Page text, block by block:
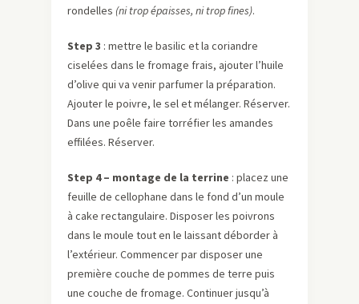
rondelles (ni trop épaisses, ni trop fines).
Step 3 : mettre le basilic et la coriandre
ciselées dans le fromage frais, ajouter l’huile
d’olive qui va venir parfumer la préparation.
Ajouter le poivre, le sel et mélanger. Réserver.
Dans une poêle faire torréfier les amandes
effilées. Réserver.
Step 4 – montage de la terrine : placez une
feuille de cellophane dans le fond d’un moule
à cake rectangulaire. Disposer les poivrons
dans le moule tout en le laissant déborder à
l’extérieur. Commencer par disposer une
première couche de pommes de terre puis
une couche de fromage. Continuer jusqu’à